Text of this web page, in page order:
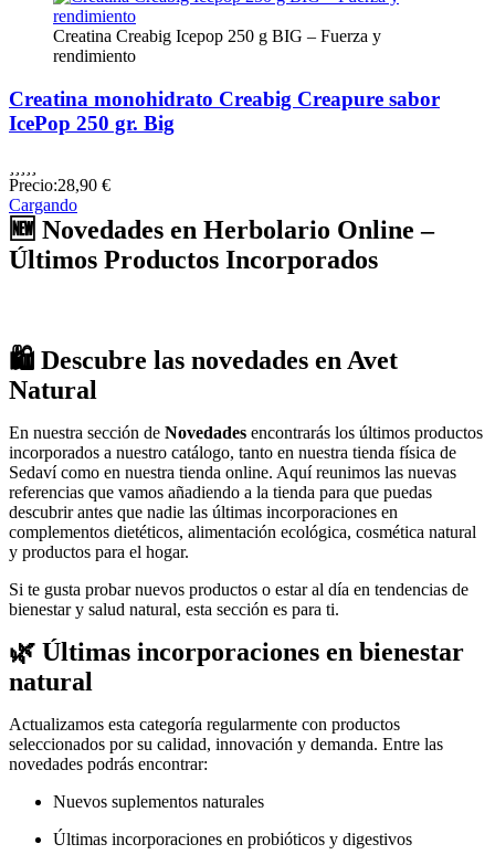
Creatina Creabig Icepop 250 g BIG – Fuerza y
rendimiento
Creatina monohidrato Creabig Creapure sabor
IcePop 250 gr. Big
Precio:28,90 €
Cargando
🆕 Novedades en Herbolario Online –
Últimos Productos Incorporados
🛍️ Descubre las novedades en Avet
Natural
En nuestra sección de Novedades encontrarás los últimos productos
incorporados a nuestro catálogo, tanto en nuestra tienda física de
Sedaví como en nuestra tienda online. Aquí reunimos las nuevas
referencias que vamos añadiendo a la tienda para que puedas
descubrir antes que nadie las últimas incorporaciones en
complementos dietéticos, alimentación ecológica, cosmética natural
y productos para el hogar.
Si te gusta probar nuevos productos o estar al día en tendencias de
bienestar y salud natural, esta sección es para ti.
🌿 Últimas incorporaciones en bienestar
natural
Actualizamos esta categoría regularmente con productos
seleccionados por su calidad, innovación y demanda. Entre las
novedades podrás encontrar:
Nuevos suplementos naturales
Últimas incorporaciones en probióticos y digestivos